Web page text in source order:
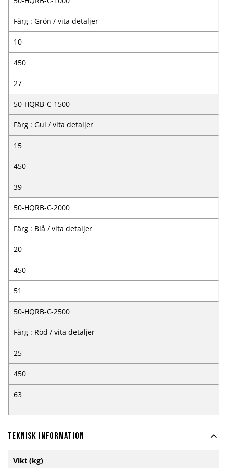
Färg : Grön / vita detaljer
10
450
27
50-HQRB-C-1500
Färg : Gul / vita detaljer
15
450
39
50-HQRB-C-2000
Färg : Blå / vita detaljer
20
450
51
50-HQRB-C-2500
Färg : Röd / vita detaljer
25
450
63
Teknisk information
information
Vikt (kg)